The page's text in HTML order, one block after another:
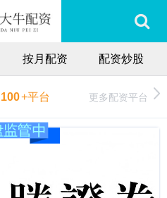
按月配资 配资炒股
100+平台 更多配资平台